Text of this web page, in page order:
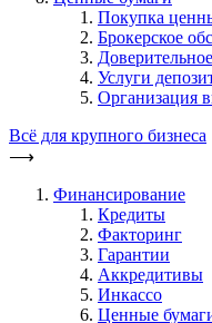
Покупка
Брокерское
Услуги
Организация
Всё для крупного бизнеса
⟶
Финансирование
Кредиты
Факторинг
Гарантии
Аккредитивы
Инкассо
Ценные